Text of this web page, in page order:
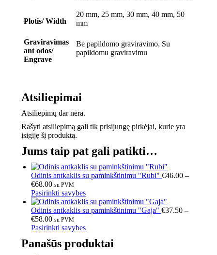
Plotis/ Width
20 mm, 25 mm, 30 mm, 40 mm, 50
mm
Graviravimas
ant odos/
Engrave
Be papildomo graviravimo, Su
papildomu graviravimu
Atsiliepimai
Atsiliepimų dar nėra.
Rašyti atsiliepimą gali tik prisijungę pirkėjai, kurie yra
įsigiję šį produktą.
Jums taip pat gali patikti…
Odinis antkaklis su paminkštinimu "Rubi" €46.00 –
€68.00 su PVM
Pasirinkti savybes
Odinis antkaklis su paminkštinimu "Gaja" €37.50 –
€58.00 su PVM
Pasirinkti savybes
Panašūs produktai